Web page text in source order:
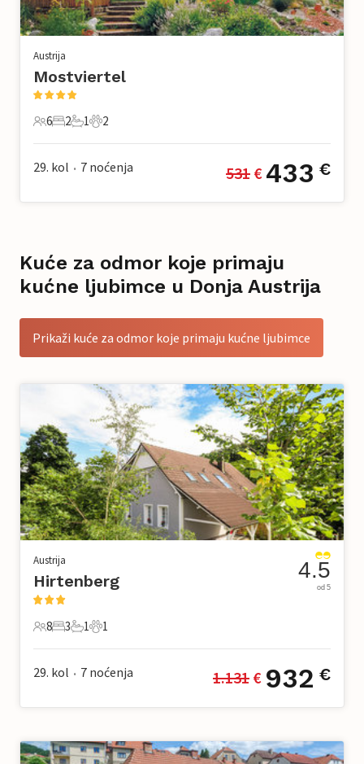
Austrija
Mostviertel
6 Gosti
6
2 Spavaće sobe
2
1 Kupaonica
1
2 Kućni ljubimac
2
29. kol • 7 noćenja 531 € 433 €
Kuće za odmor koje primaju
kućne ljubimce u Donja Austrija
Prikaži kuće za odmor koje primaju kućne ljubimce
Austrija
Hirtenberg
8 Gosti
8
3 Spavaće sobe
3
1 Kupaonica
1
1 Kućni ljubimac
1
4.5
od 5
29. kol • 7 noćenja 1.131 € 932 €